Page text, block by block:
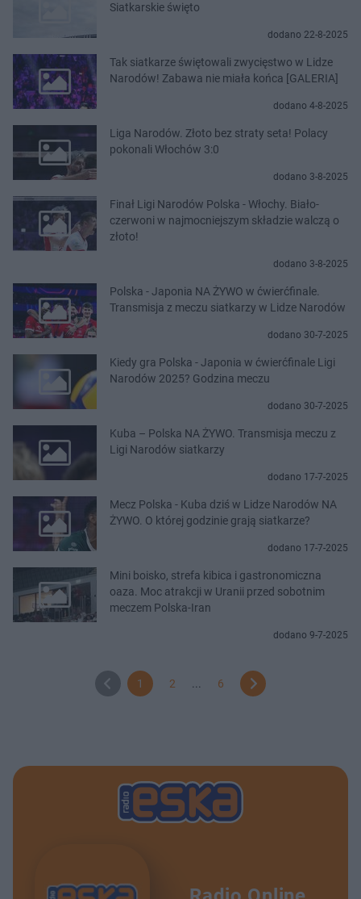
Siatkarskie święto
dodano 22-8-2025
Tak siatkarze świętowali zwycięstwo w Lidze
Narodów! Zabawa nie miała końca [GALERIA]
dodano 4-8-2025
Liga Narodów. Złoto bez straty seta! Polacy
pokonali Włochów 3:0
dodano 3-8-2025
Finał Ligi Narodów Polska - Włochy. Biało-
czerwoni w najmocniejszym składzie walczą o
złoto!
dodano 3-8-2025
Polska - Japonia NA ŻYWO w ćwierćfinale.
Transmisja z meczu siatkarzy w Lidze Narodów
dodano 30-7-2025
Kiedy gra Polska - Japonia w ćwierćfinale Ligi
Narodów 2025? Godzina meczu
dodano 30-7-2025
Kuba – Polska NA ŻYWO. Transmisja meczu z
Ligi Narodów siatkarzy
dodano 17-7-2025
Mecz Polska - Kuba dziś w Lidze Narodów NA
ŻYWO. O której godzinie grają siatkarze?
dodano 17-7-2025
Mini boisko, strefa kibica i gastronomiczna
oaza. Moc atrakcji w Uranii przed sobotnim
meczem Polska-Iran
dodano 9-7-2025
1 2 ... 6